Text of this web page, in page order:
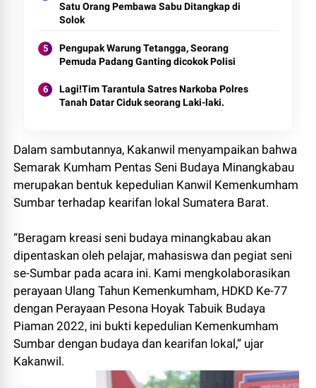
Satu Orang Pembawa Sabu Ditangkap di
Solok
Pengupak Warung Tetangga, Seorang
Pemuda Padang Ganting dicokok Polisi
Lagi!Tim Tarantula Satres Narkoba Polres
Tanah Datar Ciduk seorang Laki-laki.
Dalam sambutannya, Kakanwil menyampaikan bahwa
Semarak Kumham Pentas Seni Budaya Minangkabau
merupakan bentuk kepedulian Kanwil Kemenkumham
Sumbar terhadap kearifan lokal Sumatera Barat.
“Beragam kreasi seni budaya minangkabau akan
dipentaskan oleh pelajar, mahasiswa dan pegiat seni
se-Sumbar pada acara ini. Kami mengkolaborasikan
perayaan Ulang Tahun Kemenkumham, HDKD Ke-77
dengan Perayaan Pesona Hoyak Tabuik Budaya
Piaman 2022, ini bukti kepedulian Kemenkumham
Sumbar dengan budaya dan kearifan lokal,” ujar
Kakanwil.